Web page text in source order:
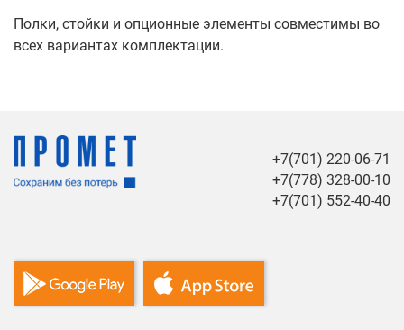
Полки, стойки и опционные элементы совместимы во
всех вариантах комплектации.
+7(701) 220-06-71
+7(778) 328-00-10
+7(701) 552-40-40